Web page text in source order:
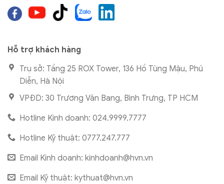
Hỗ trợ khách hàng
Trụ sở: Tầng 25 ROX Tower, 136 Hồ Tùng Mậu, Phú
Diễn, Hà Nội
VPĐD: 30 Trương Văn Bang, Bình Trưng, TP HCM
Hotline Kinh doanh: 024.9999.7777
Hotline Kỹ thuật: 0777.247.777
Email Kinh doanh: kinhdoanh@hvn.vn
Email Kỹ thuật: kythuat@hvn.vn